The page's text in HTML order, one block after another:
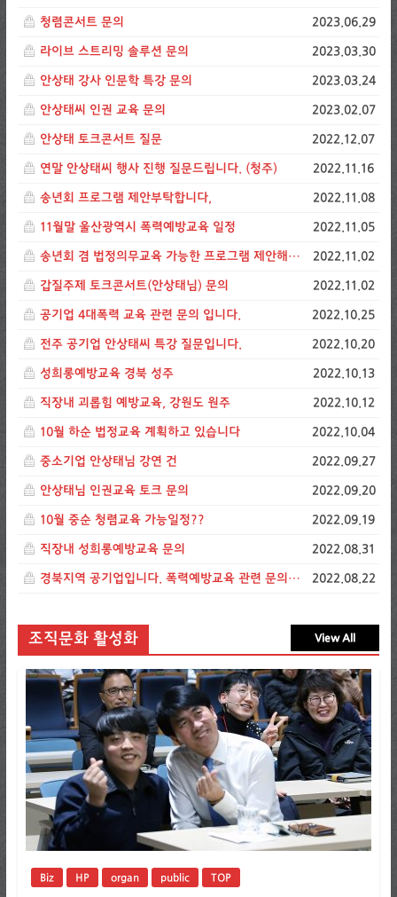
청렴콘서트 문의 2023.06.29
라이브 스트리밍 솔루션 문의 2023.03.30
안상태 강사 인문학 특강 문의 2023.03.24
안상태씨 인권 교육 문의 2023.02.07
안상태 토크콘서트 질문 2022.12.07
연말 안상태씨 행사 진행 질문드립니다. (청주) 2022.11.16
송년회 프로그램 제안부탁합니다, 2022.11.08
11월말 울산광역시 폭력예방교육 일정 2022.11.05
송년회 겸 법정의무교육 가능한 프로그램 제안해주세요 2022.11.02
갑질주제 토크콘서트(안상태님) 문의 2022.11.02
공기업 4대폭력 교육 관련 문의 입니다. 2022.10.25
전주 공기업 안상태씨 특강 질문입니다. 2022.10.20
성희롱예방교육 경북 성주 2022.10.13
직장내 괴롭힘 예방교육, 강원도 원주 2022.10.12
10월 하순 법정교육 계획하고 있습니다 2022.10.04
중소기업 안상태님 강연 건 2022.09.27
안상태님 인권교육 토크 문의 2022.09.20
10월 중순 청렴교육 가능일정?? 2022.09.19
직장내 성희롱예방교육 문의 2022.08.31
경북지역 공기업입니다. 폭력예방교육 관련 문의드립니다. 2022.08.22
조직문화 활성화 View All
Biz HP organ public TOP